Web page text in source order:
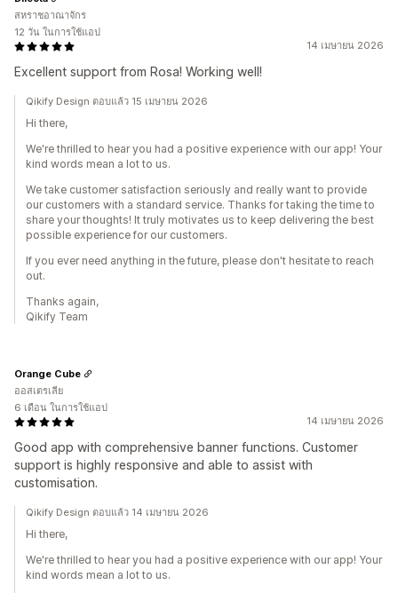
14 เมษายน 2026
Excellent support from Rosa! Working well!
สหราชอาณาจักร
12 วัน ในการใช้แอป
Qikify Design ตอบแล้ว 15 เมษายน 2026
Hi there,
We're thrilled to hear you had a positive experience with our app! Your
kind words mean a lot to us.
We take customer satisfaction seriously and really want to provide
our customers with a standard service. Thanks for taking the time to
share your thoughts! It truly motivates us to keep delivering the best
possible experience for our customers.
If you ever need anything in the future, please don't hesitate to reach
out.
Thanks again,
Qikify Team
14 เมษายน 2026
Good app with comprehensive banner functions. Customer
support is highly responsive and able to assist with
customisation.
Orange Cube
ออสเตรเลีย
6 เดือน ในการใช้แอป
Qikify Design ตอบแล้ว 14 เมษายน 2026
Hi there,
We're thrilled to hear you had a positive experience with our app! Your
kind words mean a lot to us.